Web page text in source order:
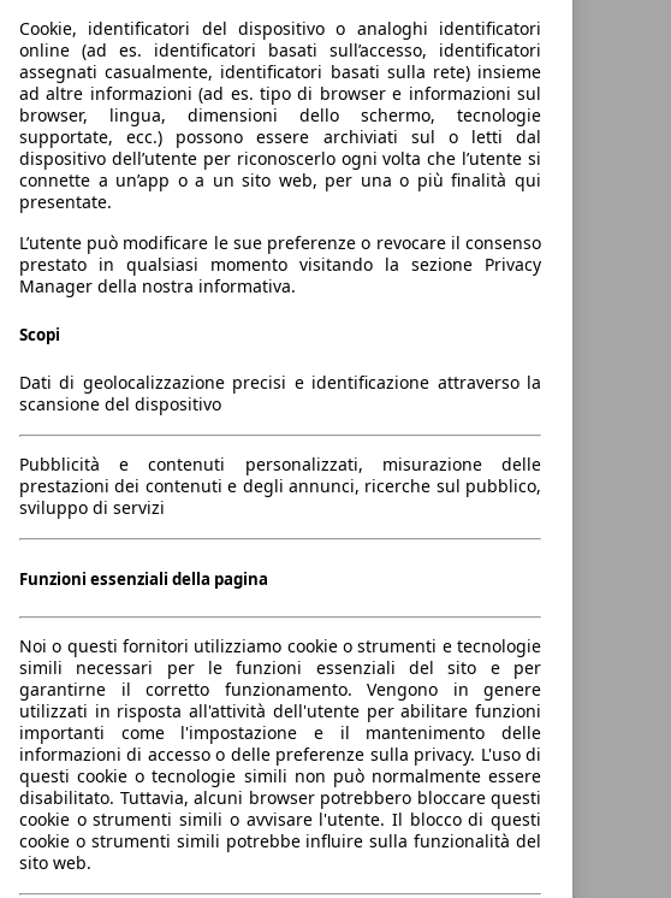
Cookie, identificatori del dispositivo o analoghi identificatori
online (ad es. identificatori basati sull’accesso, identificatori
assegnati casualmente, identificatori basati sulla rete) insieme
ad altre informazioni (ad es. tipo di browser e informazioni sul
browser, lingua, dimensioni dello schermo, tecnologie
supportate, ecc.) possono essere archiviati sul o letti dal
dispositivo dell’utente per riconoscerlo ogni volta che l’utente si
connette a un’app o a un sito web, per una o più finalità qui
presentate.
L’utente può modificare le sue preferenze o revocare il consenso
prestato in qualsiasi momento visitando la sezione Privacy
Manager della nostra informativa.
Scopi
Dati di geolocalizzazione precisi e identificazione attraverso la
scansione del dispositivo
Pubblicità e contenuti personalizzati, misurazione delle
prestazioni dei contenuti e degli annunci, ricerche sul pubblico,
sviluppo di servizi
Funzioni essenziali della pagina
Noi o questi fornitori utilizziamo cookie o strumenti e tecnologie
simili necessari per le funzioni essenziali del sito e per
garantirne il corretto funzionamento. Vengono in genere
utilizzati in risposta all'attività dell'utente per abilitare funzioni
importanti come l'impostazione e il mantenimento delle
informazioni di accesso o delle preferenze sulla privacy. L'uso di
questi cookie o tecnologie simili non può normalmente essere
disabilitato. Tuttavia, alcuni browser potrebbero bloccare questi
cookie o strumenti simili o avvisare l'utente. Il blocco di questi
cookie o strumenti simili potrebbe influire sulla funzionalità del
sito web.